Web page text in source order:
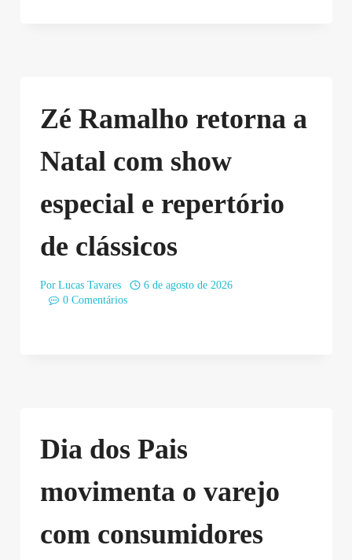
Zé Ramalho retorna a
Natal com show
especial e repertório
de clássicos
Por Lucas Tavares
6 de agosto de 2026
0 Comentários
Dia dos Pais
movimenta o varejo
com consumidores